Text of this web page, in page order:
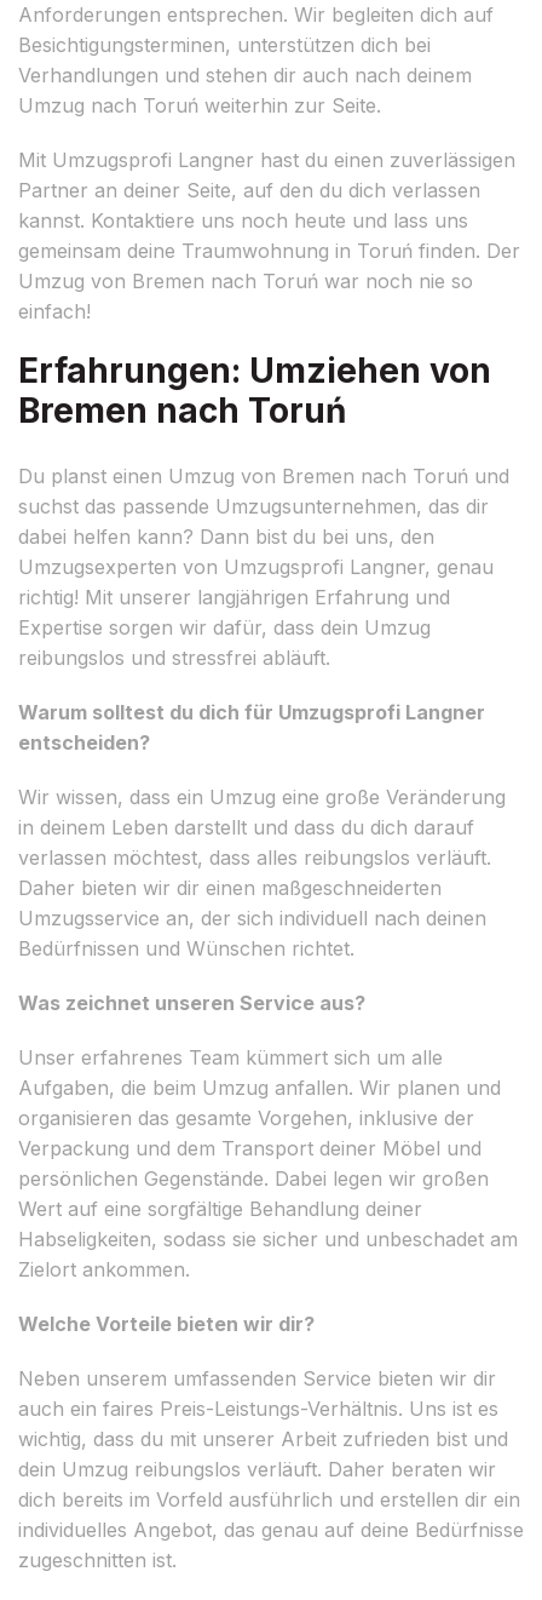
Anforderungen entsprechen. Wir begleiten dich auf
Besichtigungsterminen, unterstützen dich bei
Verhandlungen und stehen dir auch nach deinem
Umzug nach Toruń weiterhin zur Seite.
Mit Umzugsprofi Langner hast du einen zuverlässigen
Partner an deiner Seite, auf den du dich verlassen
kannst. Kontaktiere uns noch heute und lass uns
gemeinsam deine Traumwohnung in Toruń finden. Der
Umzug von Bremen nach Toruń war noch nie so
einfach!
Erfahrungen: Umziehen von
Bremen nach Toruń
Du planst einen Umzug von Bremen nach Toruń und
suchst das passende Umzugsunternehmen, das dir
dabei helfen kann? Dann bist du bei uns, den
Umzugsexperten von Umzugsprofi Langner, genau
richtig! Mit unserer langjährigen Erfahrung und
Expertise sorgen wir dafür, dass dein Umzug
reibungslos und stressfrei abläuft.
Warum solltest du dich für Umzugsprofi Langner
entscheiden?
Wir wissen, dass ein Umzug eine große Veränderung
in deinem Leben darstellt und dass du dich darauf
verlassen möchtest, dass alles reibungslos verläuft.
Daher bieten wir dir einen maßgeschneiderten
Umzugsservice an, der sich individuell nach deinen
Bedürfnissen und Wünschen richtet.
Was zeichnet unseren Service aus?
Unser erfahrenes Team kümmert sich um alle
Aufgaben, die beim Umzug anfallen. Wir planen und
organisieren das gesamte Vorgehen, inklusive der
Verpackung und dem Transport deiner Möbel und
persönlichen Gegenstände. Dabei legen wir großen
Wert auf eine sorgfältige Behandlung deiner
Habseligkeiten, sodass sie sicher und unbeschadet am
Zielort ankommen.
Welche Vorteile bieten wir dir?
Neben unserem umfassenden Service bieten wir dir
auch ein faires Preis-Leistungs-Verhältnis. Uns ist es
wichtig, dass du mit unserer Arbeit zufrieden bist und
dein Umzug reibungslos verläuft. Daher beraten wir
dich bereits im Vorfeld ausführlich und erstellen dir ein
individuelles Angebot, das genau auf deine Bedürfnisse
zugeschnitten ist.